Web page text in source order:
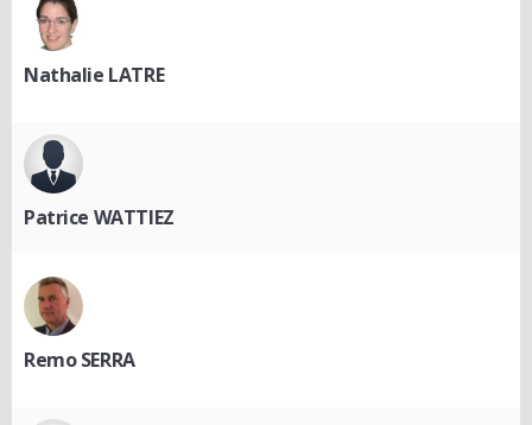
Nathalie LATRE
Patrice WATTIEZ
Remo SERRA